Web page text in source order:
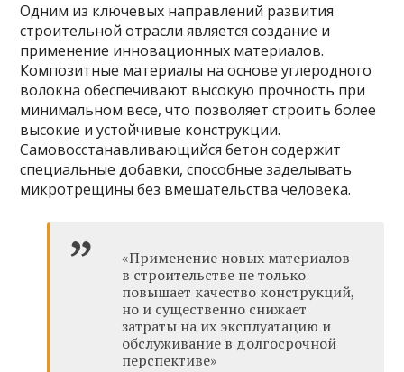
Одним из ключевых направлений развития
строительной отрасли является создание и
применение инновационных материалов.
Композитные материалы на основе углеродного
волокна обеспечивают высокую прочность при
минимальном весе, что позволяет строить более
высокие и устойчивые конструкции.
Самовосстанавливающийся бетон содержит
специальные добавки, способные заделывать
микротрещины без вмешательства человека.
«Применение новых материалов
в строительстве не только
повышает качество конструкций,
но и существенно снижает
затраты на их эксплуатацию и
обслуживание в долгосрочной
перспективе»